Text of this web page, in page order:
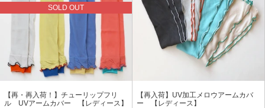
SOLD OUT
【再・再入荷！】チューリップフリ
ル UVアームカバー 【レディース】
【再入荷】UV加工メロウアームカバ
ー 【レディース】